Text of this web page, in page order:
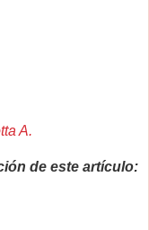
A.
de este artículo: